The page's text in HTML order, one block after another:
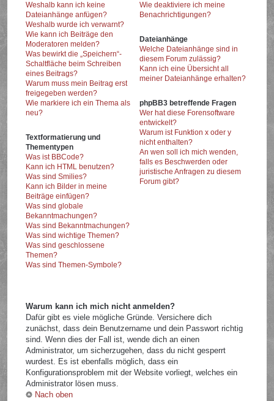
Weshalb kann ich keine
Dateianhänge anfügen?
Weshalb wurde ich verwarnt?
Wie kann ich Beiträge den
Moderatoren melden?
Was bewirkt die „Speichern“-
Schaltfläche beim Schreiben
eines Beitrags?
Warum muss mein Beitrag erst
freigegeben werden?
Wie markiere ich ein Thema als
neu?
Textformatierung und
Thementypen
Was ist BBCode?
Kann ich HTML benutzen?
Was sind Smilies?
Kann ich Bilder in meine
Beiträge einfügen?
Was sind globale
Bekanntmachungen?
Was sind Bekanntmachungen?
Was sind wichtige Themen?
Was sind geschlossene
Themen?
Was sind Themen-Symbole?
Wie deaktiviere ich meine
Benachrichtigungen?
Dateianhänge
Welche Dateianhänge sind in
diesem Forum zulässig?
Kann ich eine Übersicht all
meiner Dateianhänge erhalten?
phpBB3 betreffende Fragen
Wer hat diese Forensoftware
entwickelt?
Warum ist Funktion x oder y
nicht enthalten?
An wen soll ich mich wenden,
falls es Beschwerden oder
juristische Anfragen zu diesem
Forum gibt?
Warum kann ich mich nicht anmelden?
Dafür gibt es viele mögliche Gründe. Versichere dich
zunächst, dass dein Benutzername und dein Passwort richtig
sind. Wenn dies der Fall ist, wende dich an einen
Administrator, um sicherzugehen, dass du nicht gesperrt
wurdest. Es ist ebenfalls möglich, dass ein
Konfigurationsproblem mit der Website vorliegt, welches ein
Administrator lösen muss.
Nach oben